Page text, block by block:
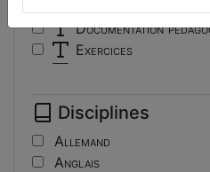
Documentation
Exercices
Travaux d'élèves/
Tutoriel
Disciplines
Allemand
Anglais